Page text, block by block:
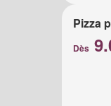
Pizza
Dès